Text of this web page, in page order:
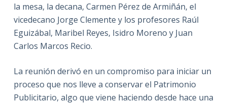
la mesa, la decana, Carmen Pérez de Armiñán, el
vicedecano Jorge Clemente y los profesores Raúl
Eguizábal, Maribel Reyes, Isidro Moreno y Juan
Carlos Marcos Recio.
La reunión derivó en un compromiso para iniciar un
proceso que nos lleve a conservar el Patrimonio
Publicitario, algo que viene haciendo desde hace una